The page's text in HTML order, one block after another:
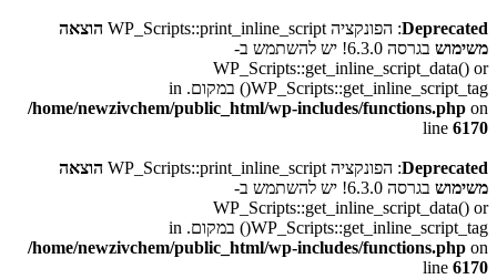
Deprecated: הפונקציה WP_Scripts::print_inline_script
הוצאה
משימוש
בגרסה 6.3.0! יש להשתמש ב-
WP_Scripts::get_inline_script_data() or
WP_Scripts::get_inline_script_tag() במקום. in
/home/newzivchem/public_html/wp-includes/functions.php on
line 6170
Deprecated: הפונקציה WP_Scripts::print_inline_script
הוצאה
משימוש
בגרסה 6.3.0! יש להשתמש ב-
WP_Scripts::get_inline_script_data() or
WP_Scripts::get_inline_script_tag() במקום. in
/home/newzivchem/public_html/wp-includes/functions.php on
line 6170